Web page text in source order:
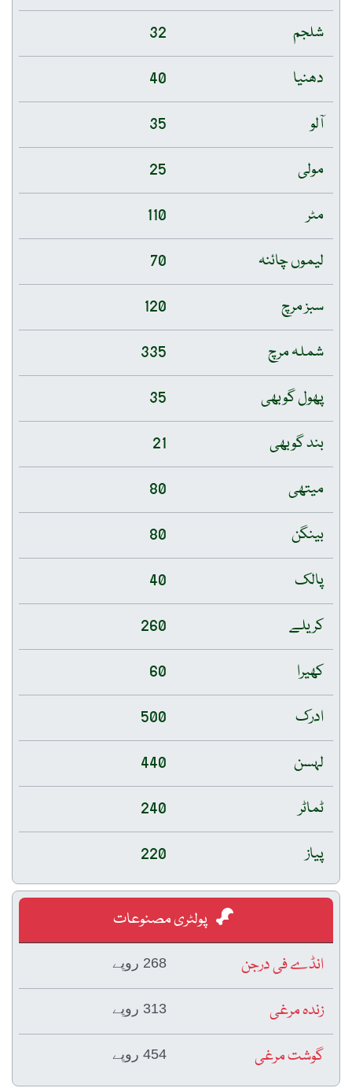
شلجم
32
دھنیا
40
آلو
35
مولی
25
مٹر
110
لیموں چائنہ
70
سبز مرچ
120
شملہ مرچ
335
پھول گوبھی
35
بند گوبھی
21
میتھی
80
بینگن
80
پالک
40
کریلے
260
کھیرا
60
ادرک
500
لہسن
440
ٹماٹر
240
پیاز
220
پولٹری مصنوعات
انڈے فی درجن
268 روپے
زندہ مرغی 313 روپے
گوشت مرغی 454 روپے